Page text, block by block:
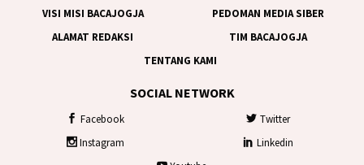
VISI MISI BACAJOGJA
PEDOMAN MEDIA SIBER
ALAMAT REDAKSI
TIM BACAJOGJA
TENTANG KAMI
SOCIAL NETWORK
Facebook
Twitter
Instagram
Linkedin